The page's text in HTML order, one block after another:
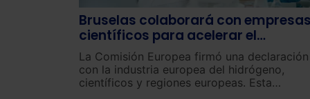
Bruselas colaborará con
científicos para acelerar el
desarrollo de la industria del
hidrógeno
La Comisión Europea firmó una declaración
con la industria europea del hidrógeno,
científicos y regiones europeas. Esta